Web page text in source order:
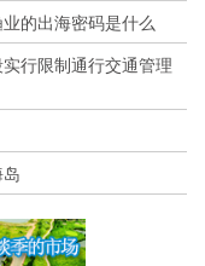
的出海密码是什么
行限制通行交通管理